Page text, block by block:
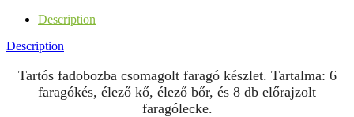
Description
Description
Tartós fadobozba csomagolt faragó készlet. Tartalma: 6
faragókés, élező kő, élező bőr, és 8 db előrajzolt
faragólecke.